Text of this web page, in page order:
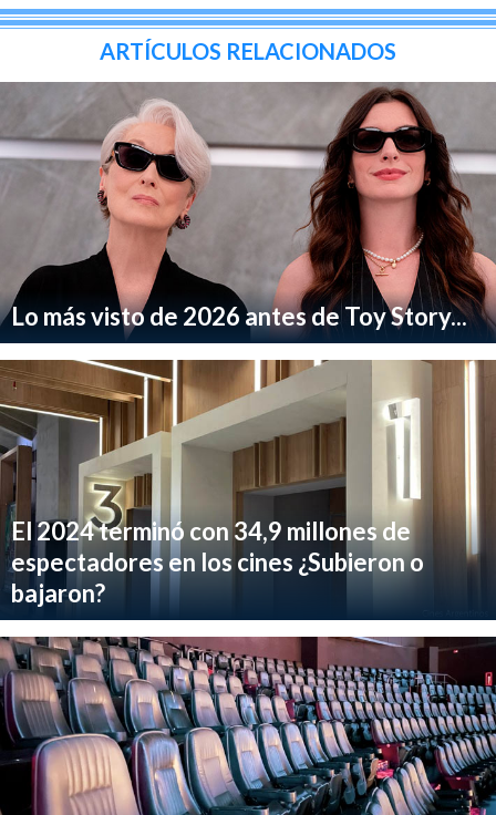
ARTÍCULOS RELACIONADOS
Lo más visto de 2026 antes de Toy Story...
El 2024 terminó con 34,9 millones de
espectadores en los cines ¿Subieron o
bajaron?